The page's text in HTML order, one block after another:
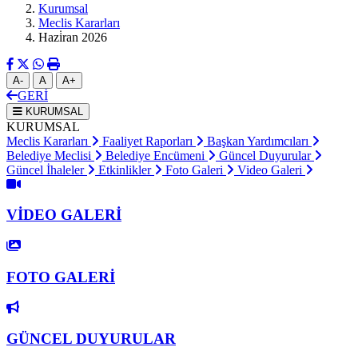
Kurumsal
Meclis Kararları
Hazi̇ran 2026
A- A A+
GERİ
KURUMSAL
KURUMSAL
Meclis Kararları
Faaliyet Raporları
Başkan Yardımcıları
Belediye Meclisi
Belediye Encümeni
Güncel Duyurular
Güncel İhaleler
Etkinlikler Foto Galeri Video Galeri
VİDEO GALERİ
FOTO GALERİ
GÜNCEL DUYURULAR